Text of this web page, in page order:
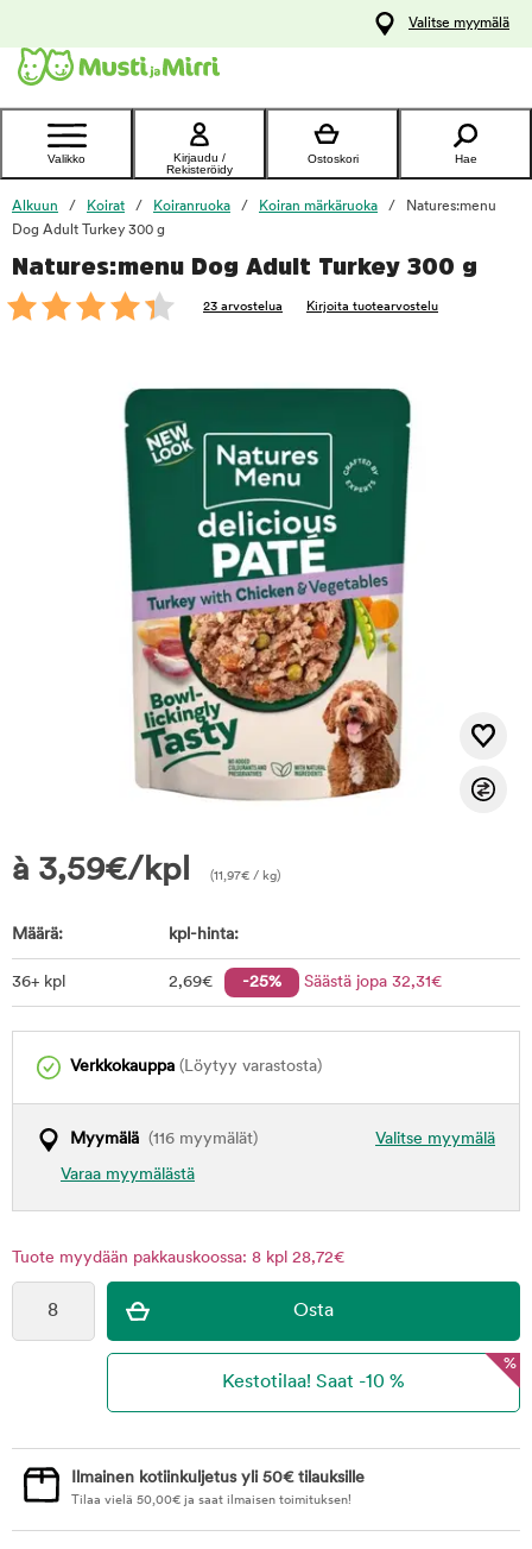
Ota yhteyttä
asiakaspalveluun
Valitse myymälä
Valikko
Kirjaudu /
Rekisteröidy
Ostoskori Hae
Alkuun Koirat Koiranruoka Koiran märkäruoka
Natures:menu
Dog Adult Turkey 300 g
Natures:menu Dog Adult Turkey 300 g
23 arvostelua Kirjoita tuotearvostelu
à 3,59€/kpl (11,97€ / kg)
Määrä: kpl-hinta:
36+ kpl 2,69€ -25% Säästä jopa 32,31€
Verkkokauppa (Löytyy varastosta)
Valitse myymälä
Myymälä (116 myymälät)
Varaa myymälästä
Tuote myydään pakkauskoossa: 8 kpl 28,72€
foo
%
Ilmainen kotiinkuljetus yli 50€ tilauksille
Tilaa vielä 50,00€ ja saat ilmaisen toimituksen!